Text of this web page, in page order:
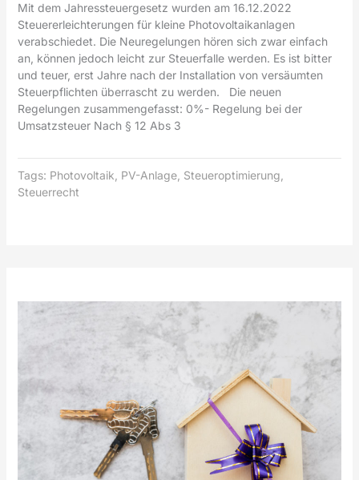
Mit dem Jahressteuergesetz wurden am 16.12.2022
Steuererleichterungen für kleine Photovoltaikanlagen
verabschiedet. Die Neuregelungen hören sich zwar einfach
an, können jedoch leicht zur Steuerfalle werden. Es ist bitter
und teuer, erst Jahre nach der Installation von versäumten
Steuerpflichten überrascht zu werden. Die neuen
Regelungen zusammengefasst: 0%- Regelung bei der
Umsatzsteuer Nach § 12 Abs 3
Tags: Photovoltaik PV-Anlage, Steueroptimierung
Steuerrecht